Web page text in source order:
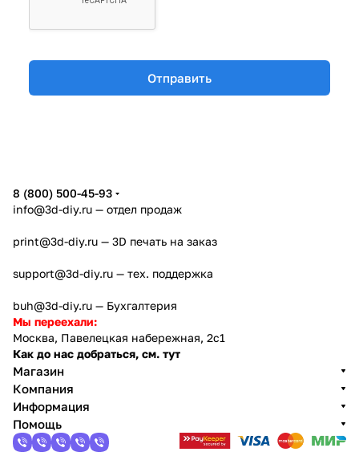
8 (800) 500-45-93
info@3d-diy.ru — отдел продаж
print@3d-diy.ru — 3D печать на заказ
support@3d-diy.ru — тех. поддержка
buh@3d-diy.ru — Бухгалтерия
Мы переехали:
Москва, Павелецкая набережная, 2с1
Как до нас добраться, см. тут
Магазин
Компания
Информация
Помощь